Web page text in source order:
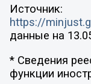
Источник:
https://
данные на
* Сведения
функции